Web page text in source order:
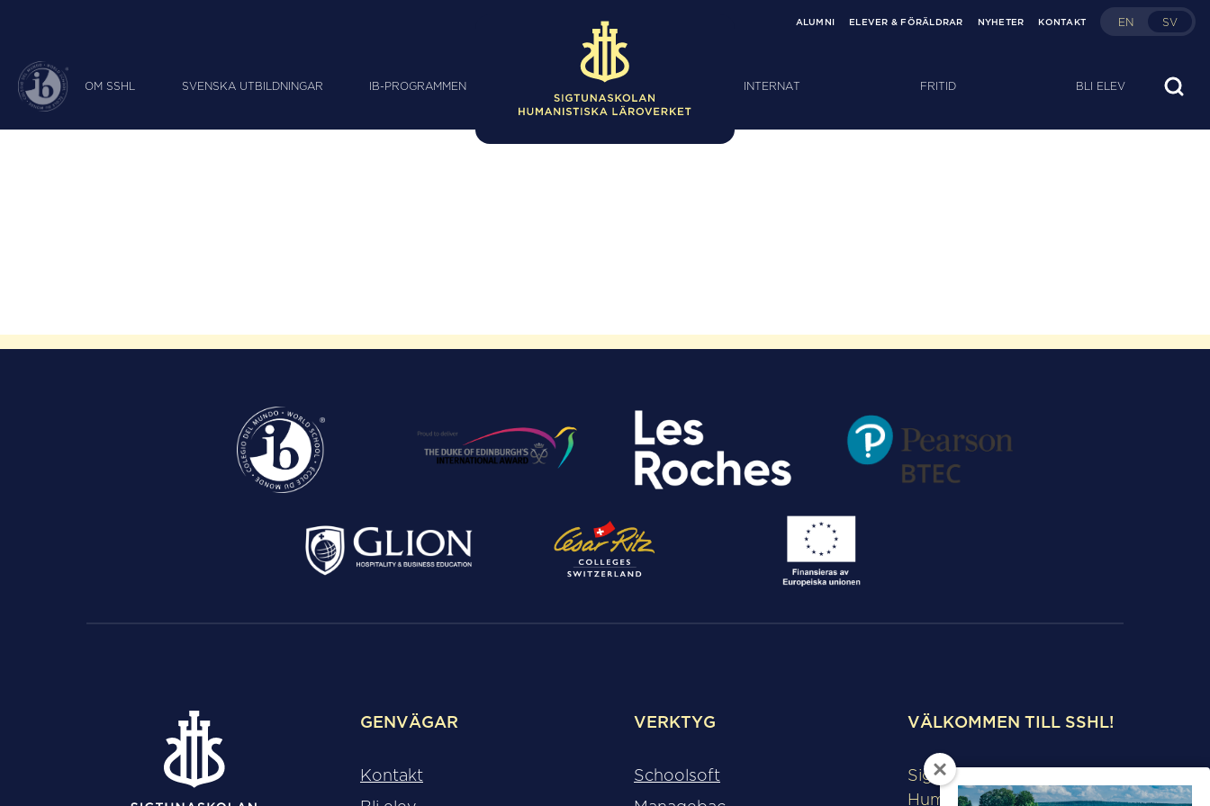
ALUMNI ELEVER & FÖRÄLDRAR NYHETER KONTAKT EN SV
OM SSHL SVENSKA UTBILDNINGAR IB-PROGRAMMEN INTERNAT FRITID BLI ELEV
GENVÄGAR
Kontakt
VERKTYG
Schoolsoft
VÄLKOMMEN TILL SSHL!
Sigtunaskolan
Humanistiska Läroverket